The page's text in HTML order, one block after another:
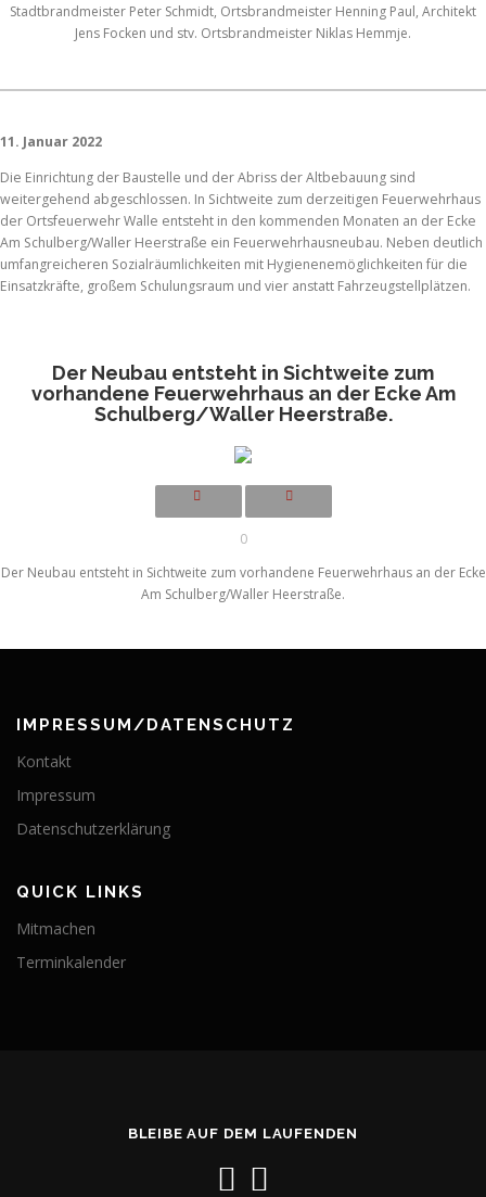
Stadtbrandmeister Peter Schmidt, Ortsbrandmeister Henning Paul, Architekt
Jens Focken und stv. Ortsbrandmeister Niklas Hemmje.
11. Januar 2022
Die Einrichtung der Baustelle und der Abriss der Altbebauung sind
weitergehend abgeschlossen. In Sichtweite zum derzeitigen Feuerwehrhaus
der Ortsfeuerwehr Walle entsteht in den kommenden Monaten an der Ecke
Am Schulberg/Waller Heerstraße ein Feuerwehrhausneubau. Neben deutlich
umfangreicheren Sozialräumlichkeiten mit Hygienenemöglichkeiten für die
Einsatzkräfte, großem Schulungsraum und vier anstatt Fahrzeugstellplätzen.
Der Neubau entsteht in Sichtweite zum
vorhandene Feuerwehrhaus an der Ecke Am
Schulberg/Waller Heerstraße.
0
Der Neubau entsteht in Sichtweite zum vorhandene Feuerwehrhaus an der Ecke
Am Schulberg/Waller Heerstraße.
IMPRESSUM/DATENSCHUTZ
Kontakt
Impressum
Datenschutzerklärung
QUICK LINKS
Mitmachen
Terminkalender
BLEIBE AUF DEM LAUFENDEN